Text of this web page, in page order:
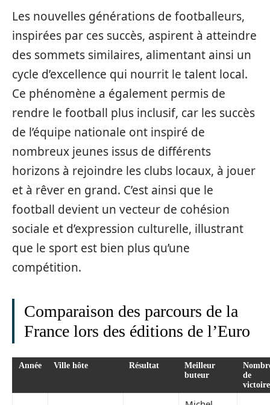
Les nouvelles générations de footballeurs,
inspirées par ces succès, aspirent à atteindre
des sommets similaires, alimentant ainsi un
cycle d’excellence qui nourrit le talent local.
Ce phénomène a également permis de
rendre le football plus inclusif, car les succès
de l’équipe nationale ont inspiré de
nombreux jeunes issus de différents
horizons à rejoindre les clubs locaux, à jouer
et à rêver en grand. C’est ainsi que le
football devient un vecteur de cohésion
sociale et d’expression culturelle, illustrant
que le sport est bien plus qu’une
compétition.
Comparaison des parcours de la
France lors des éditions de l’Euro
Année Ville hôte Résultat
Meilleur
buteur
de